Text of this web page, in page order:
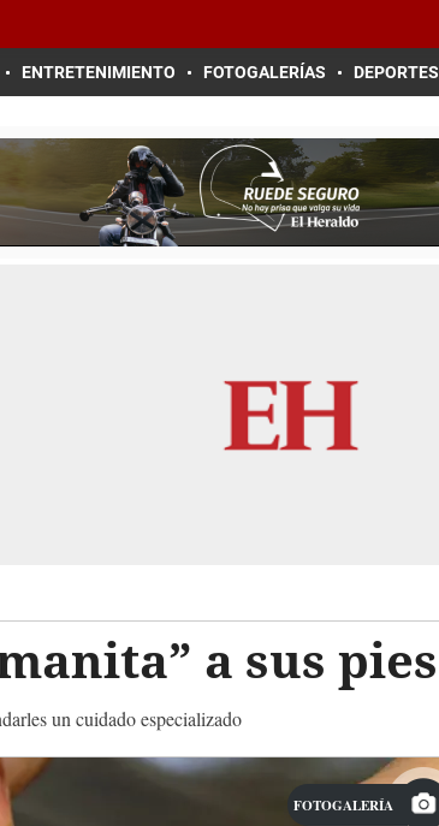
ENTRETENIMIENTO FOTOGALERÍAS DEPORTES
a sus pies
un cuidado especializado
FOTOGALERÍA